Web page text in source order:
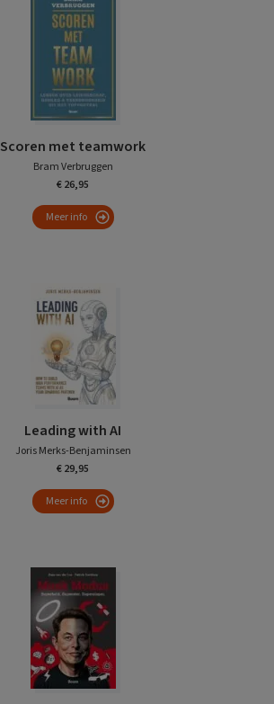
Scoren met teamwork
Bram Verbruggen
€ 26,95
Meer info
Leading with AI
Joris Merks-Benjaminsen
€ 29,95
Meer info